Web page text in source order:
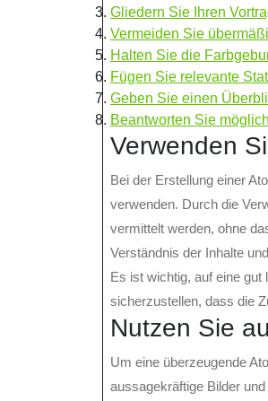
Gliedern Sie Ihren
Vermeiden Sie
Halten Sie die
Fügen Sie relevante
Geben Sie einen
Beantworten Sie
Verwenden
Bei der Erstellung einer
verwenden. Durch die
vermittelt werden, ohne
Verständnis der Inhalte
Es ist wichtig, auf eine gut
sicherzustellen, dass die
Nutzen Sie
Um eine überzeugende
aussagekräftige Bilder